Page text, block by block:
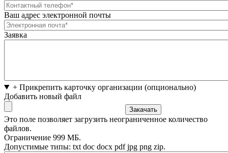
Ваш адрес электронной почты
Заявка
+ Прикрепить карточку организации (опционально)
Добавить новый файл
Это поле позволяет загрузить неограниченное количество
файлов.
Ограничение 999 МБ.
Допустимые типы: txt doc docx pdf jpg png zip.